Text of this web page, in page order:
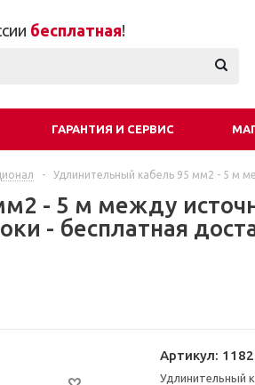
бесплатная!
ГАРАНТИЯ И СЕРВИС
- Удлинительный кабель 95 мм2 - 5 м
- 5 м между
- бесплатная
Артикул: 1182
Удлинительный